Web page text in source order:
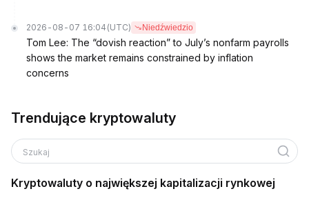
2026-08-07 16:04 (UTC) Niedźwiedzio
Tom Lee: The “dovish reaction” to July’s nonfarm payrolls
shows the market remains constrained by inflation
concerns
Trendujące kryptowaluty
Szukaj
Kryptowaluty o największej kapitalizacji rynkowej